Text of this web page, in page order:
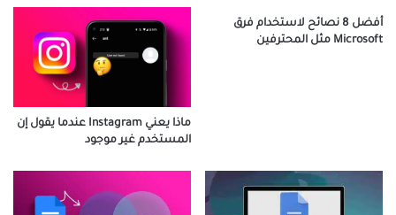
أفضل 8 نصائح لاستخدام فرق
Microsoft مثل المحترفين
ماذا يعني Instagram عندما يقول إن
المستخدم غير موجود